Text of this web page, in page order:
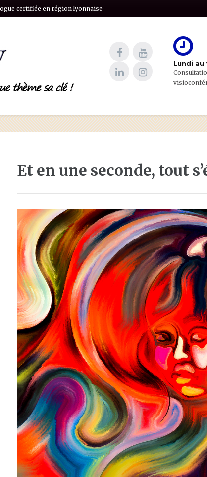
certifiée en région lyonnaise
Lundi au
Et en une seconde, tout